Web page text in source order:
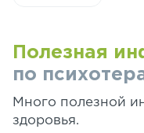
Полезная
по
Много полезной
здоровья.